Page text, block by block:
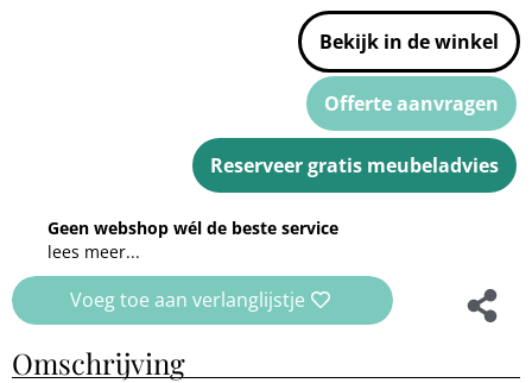
Bekijk in de winkel
Offerte aanvragen
Reserveer gratis meubeladvies
Geen webshop wél de beste service
lees meer...
Voeg toe aan verlanglijstje
Omschrijving